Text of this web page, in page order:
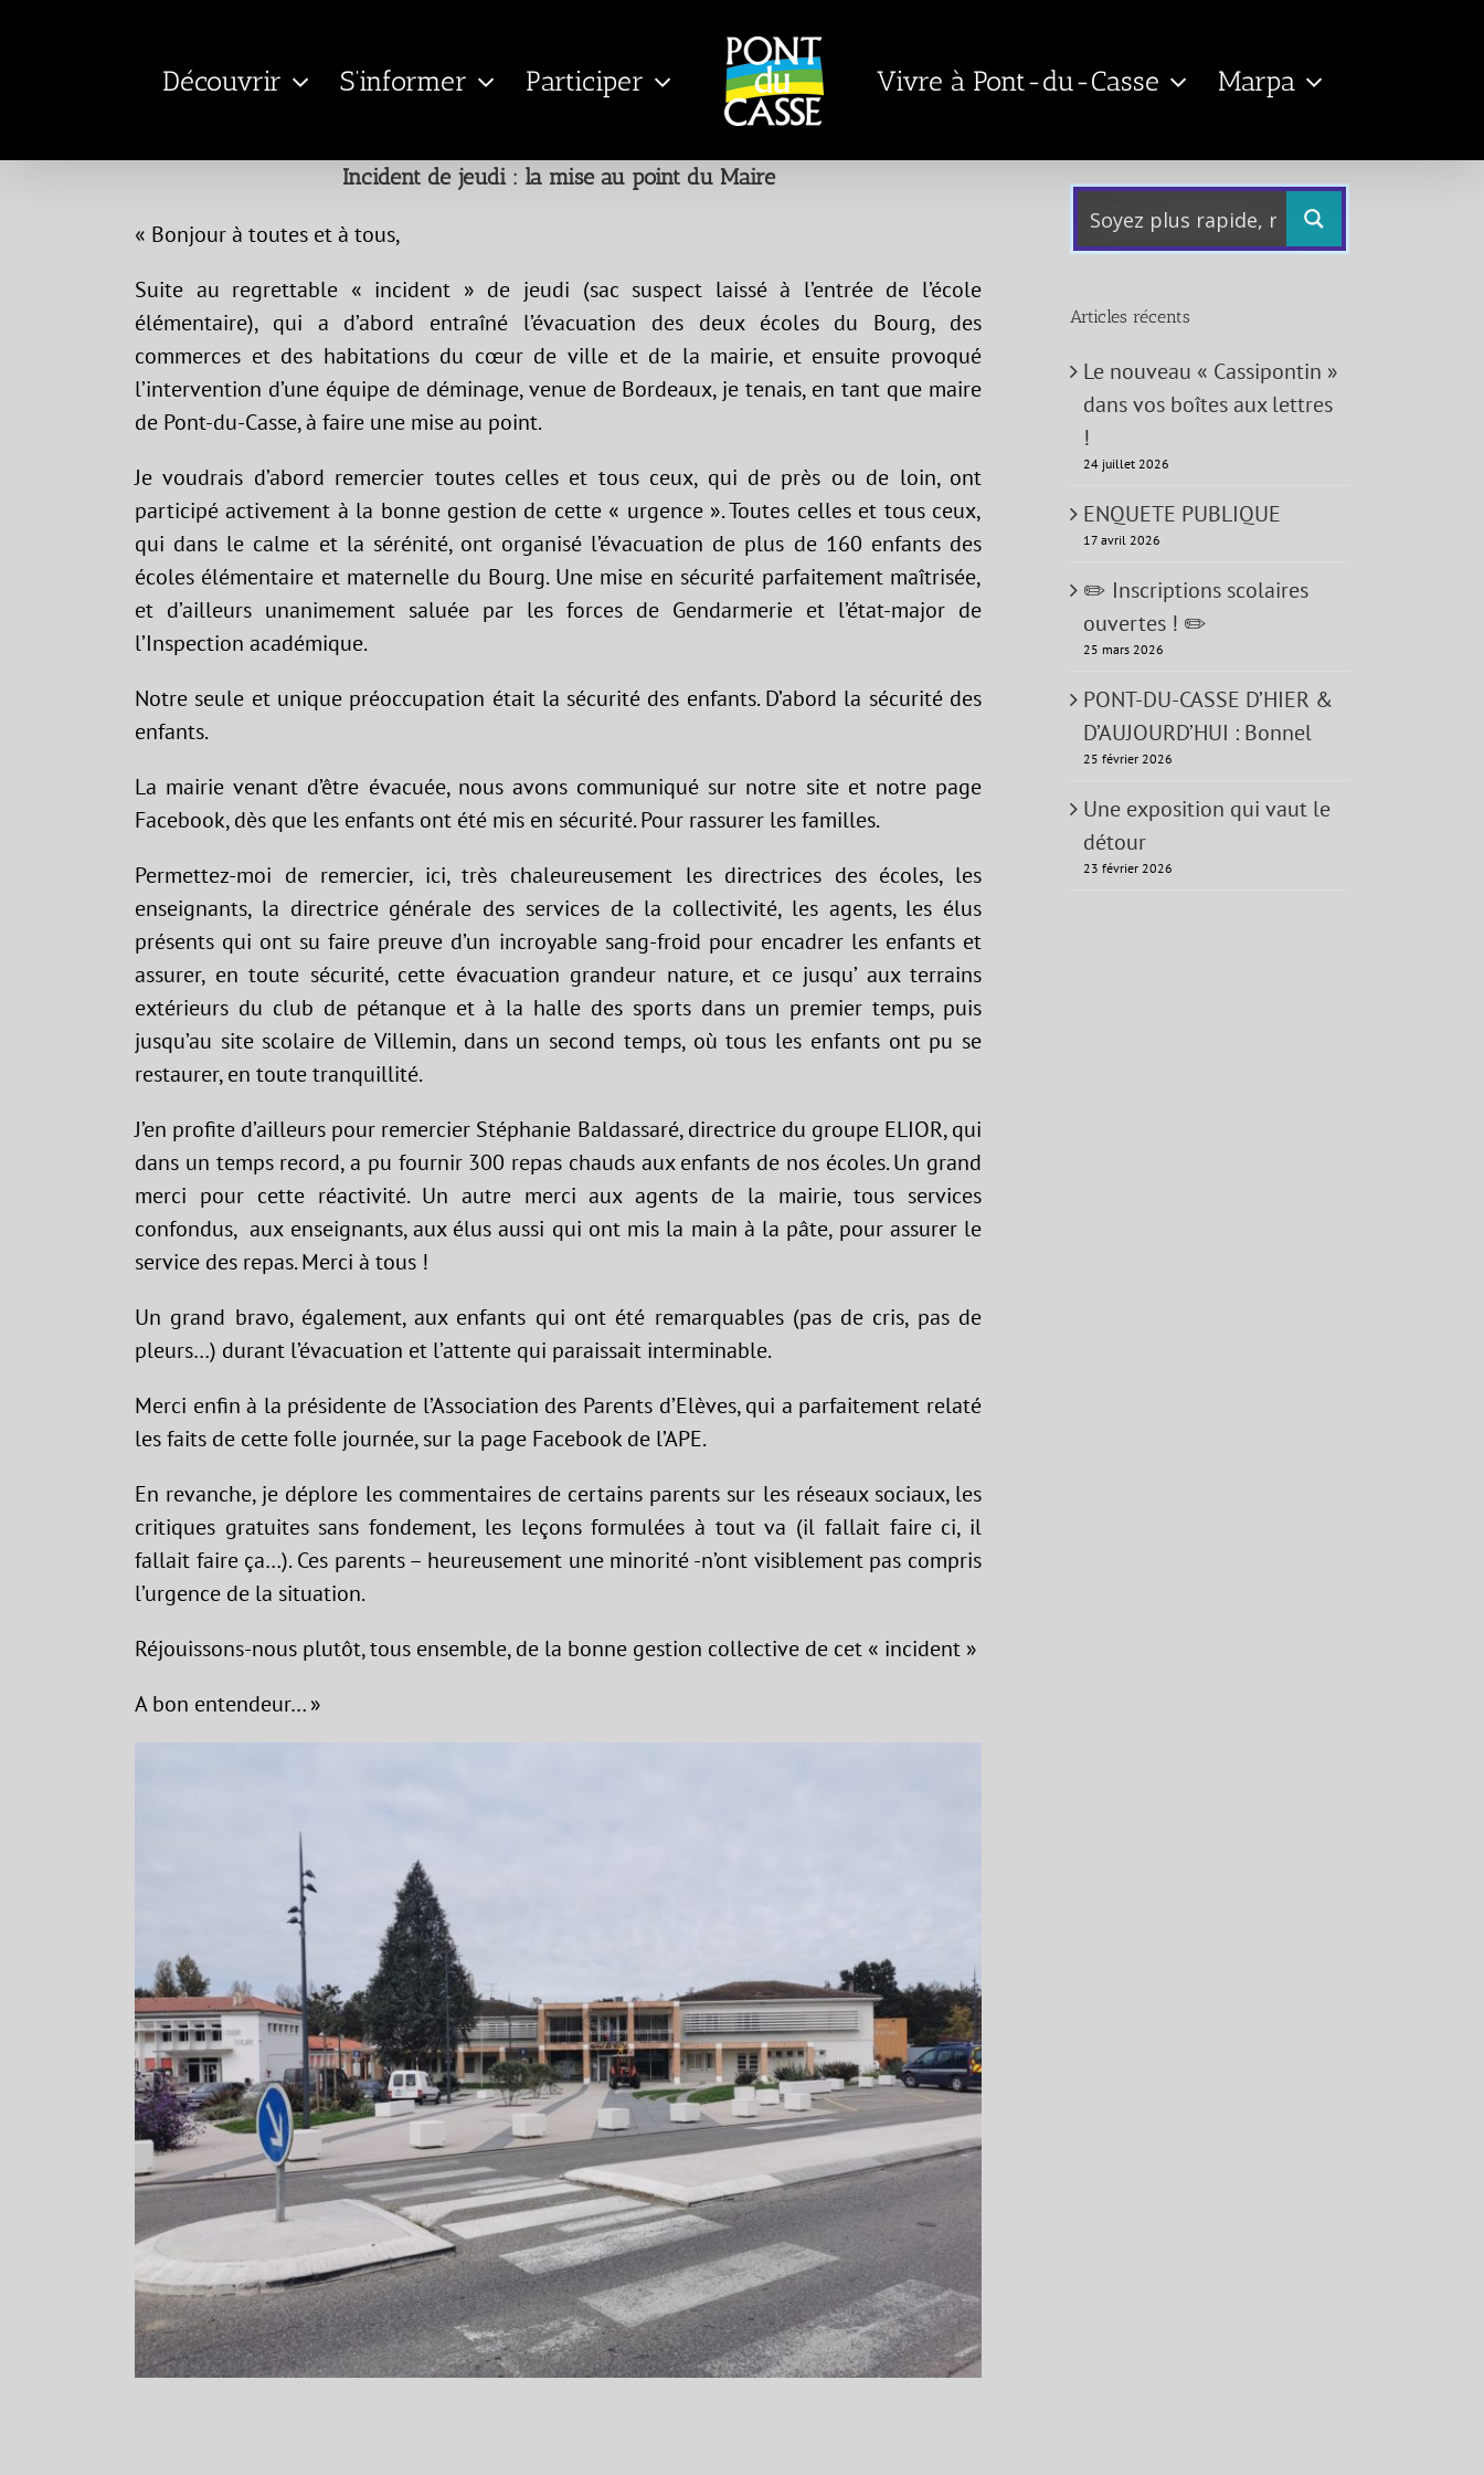
Découvrir S’informer Participer Vivre à Pont-du-Casse Marpa
Incident de jeudi : la mise au point du Maire
« Bonjour à toutes et à tous,
Suite au regrettable « incident » de jeudi (sac suspect laissé à l’entrée de l’école
élémentaire), qui a d’abord entraîné l’évacuation des deux écoles du Bourg, des
commerces et des habitations du cœur de ville et de la mairie, et ensuite provoqué
l’intervention d’une équipe de déminage, venue de Bordeaux, je tenais, en tant que maire
de Pont-du-Casse, à faire une mise au point.
Je voudrais d’abord remercier toutes celles et tous ceux, qui de près ou de loin, ont
participé activement à la bonne gestion de cette « urgence ». Toutes celles et tous ceux,
qui dans le calme et la sérénité, ont organisé l’évacuation de plus de 160 enfants des
écoles élémentaire et maternelle du Bourg. Une mise en sécurité parfaitement maîtrisée,
et d’ailleurs unanimement saluée par les forces de Gendarmerie et l’état-major de
l’Inspection académique.
Notre seule et unique préoccupation était la sécurité des enfants. D’abord la sécurité des
enfants.
La mairie venant d’être évacuée, nous avons communiqué sur notre site et notre page
Facebook, dès que les enfants ont été mis en sécurité. Pour rassurer les familles.
Permettez-moi de remercier, ici, très chaleureusement les directrices des écoles, les
enseignants, la directrice générale des services de la collectivité, les agents, les élus
présents qui ont su faire preuve d’un incroyable sang-froid pour encadrer les enfants et
assurer, en toute sécurité, cette évacuation grandeur nature, et ce jusqu’ aux terrains
extérieurs du club de pétanque et à la halle des sports dans un premier temps, puis
jusqu’au site scolaire de Villemin, dans un second temps, où tous les enfants ont pu se
restaurer, en toute tranquillité.
J’en profite d’ailleurs pour remercier Stéphanie Baldassaré, directrice du groupe ELIOR, qui
dans un temps record, a pu fournir 300 repas chauds aux enfants de nos écoles. Un grand
merci pour cette réactivité. Un autre merci aux agents de la mairie, tous services
confondus, aux enseignants, aux élus aussi qui ont mis la main à la pâte, pour assurer le
service des repas. Merci à tous !
Un grand bravo, également, aux enfants qui ont été remarquables (pas de cris, pas de
pleurs…) durant l’évacuation et l’attente qui paraissait interminable.
Merci enfin à la présidente de l’Association des Parents d’Elèves, qui a parfaitement relaté
les faits de cette folle journée, sur la page Facebook de l’APE.
En revanche, je déplore les commentaires de certains parents sur les réseaux sociaux, les
critiques gratuites sans fondement, les leçons formulées à tout va (il fallait faire ci, il
fallait faire ça…). Ces parents – heureusement une minorité -n’ont visiblement pas compris
l’urgence de la situation.
Réjouissons-nous plutôt, tous ensemble, de la bonne gestion collective de cet « incident »
A bon entendeur… »
Articles récents
Le nouveau « Cassipontin »
dans vos boîtes aux lettres
!
24 juillet 2026
ENQUETE PUBLIQUE
17 avril 2026
✏️ Inscriptions scolaires
ouvertes ! ✏️
25 mars 2026
PONT-DU-CASSE D’HIER &
D’AUJOURD’HUI : Bonnel
25 février 2026
Une exposition qui vaut le
détour
23 février 2026